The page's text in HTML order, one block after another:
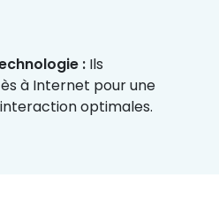
: Ils
à Internet pour une
optimales.